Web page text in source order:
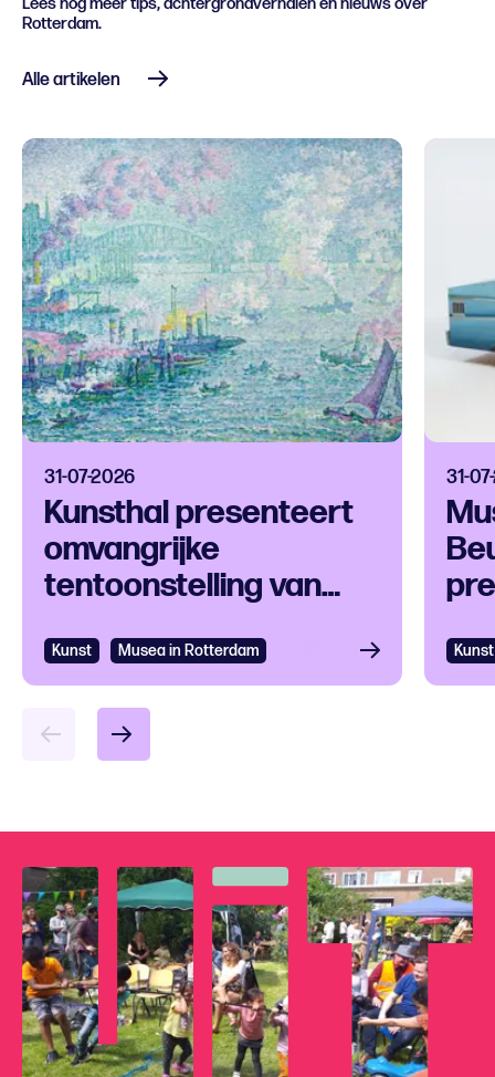
Rotterdam.
Alle artikelen
31-07-2026
Kunsthal presenteert
omvangrijke
tentoonstelling van
tijdgenoten
Kunst Musea in Rotterdam
31-
Kunst
Bekijken